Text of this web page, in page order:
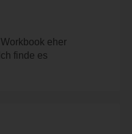
eher
finde es